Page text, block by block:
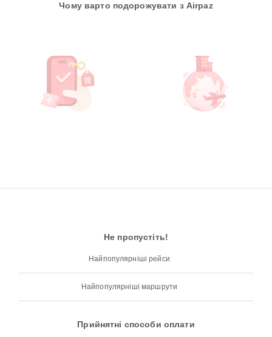
Чому варто подорожувати з Airpaz
Не пропустіть!
Найпопулярніші рейси
Найпопулярніші маршрути
Прийнятні способи оплати